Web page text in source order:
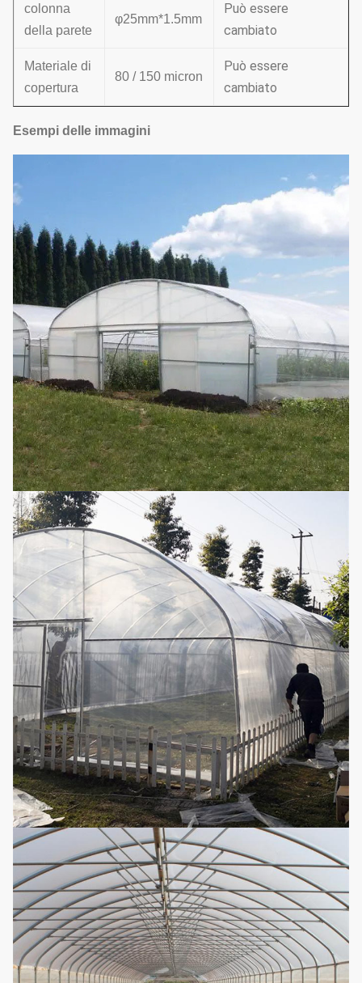
colonna
della parete
φ25mm*1.5mm
Può essere
cambiato
Materiale di
copertura
80 / 150 micron
Può essere
cambiato
Esempi delle immagini